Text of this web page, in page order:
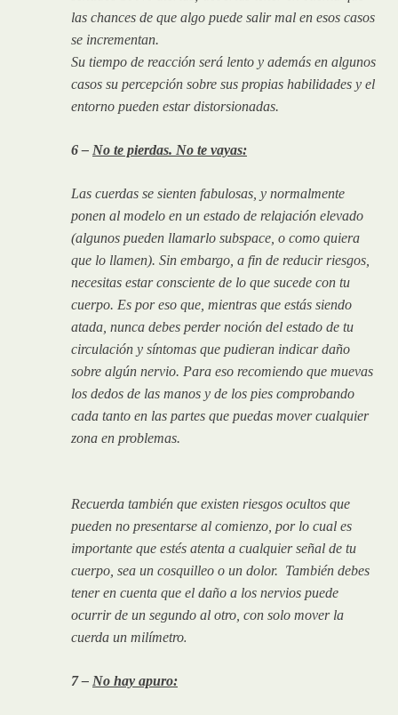
las chances de que algo puede salir mal en esos casos
se incrementan.
Su tiempo de reacción será lento y además en algunos
casos su percepción sobre sus propias habilidades y el
entorno pueden estar distorsionadas.
6 – No te pierdas. No te vayas:
Las cuerdas se sienten fabulosas, y normalmente
ponen al modelo en un estado de relajación elevado
(algunos pueden llamarlo subspace, o como quiera
que lo llamen). Sin embargo, a fin de reducir riesgos,
necesitas estar consciente de lo que sucede con tu
cuerpo. Es por eso que, mientras que estás siendo
atada, nunca debes perder noción del estado de tu
circulación y síntomas que pudieran indicar daño
sobre algún nervio. Para eso recomiendo que muevas
los dedos de las manos y de los pies comprobando
cada tanto en las partes que puedas mover cualquier
zona en problemas.
Recuerda también que existen riesgos ocultos que
pueden no presentarse al comienzo, por lo cual es
importante que estés atenta a cualquier señal de tu
cuerpo, sea un cosquilleo o un dolor. También debes
tener en cuenta que el daño a los nervios puede
ocurrir de un segundo al otro, con solo mover la
cuerda un milímetro.
7 – No hay apuro: